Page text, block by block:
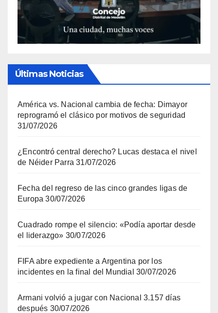
Últimas Noticias
América vs. Nacional cambia de fecha: Dimayor
reprogramó el clásico por motivos de seguridad
31/07/2026
¿Encontró central derecho? Lucas destaca el nivel
de Néider Parra 31/07/2026
Fecha del regreso de las cinco grandes ligas de
Europa 30/07/2026
Cuadrado rompe el silencio: «Podía aportar desde
el liderazgo» 30/07/2026
FIFA abre expediente a Argentina por los
incidentes en la final del Mundial 30/07/2026
Armani volvió a jugar con Nacional 3.157 días
después 30/07/2026